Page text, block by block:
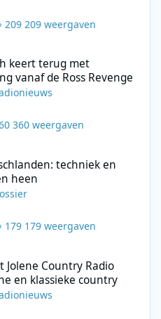
209 weergaven
keert terug met
vanaf de Ross Revenge
360 weergaven
techniek en
heen
179 weergaven
Jolene Country Radio
en klassieke country